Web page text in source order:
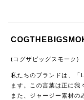
(コグザビッグスモーク)
私たちのブランドは、
ます。この言葉は正に我
また、ジャージー素材の